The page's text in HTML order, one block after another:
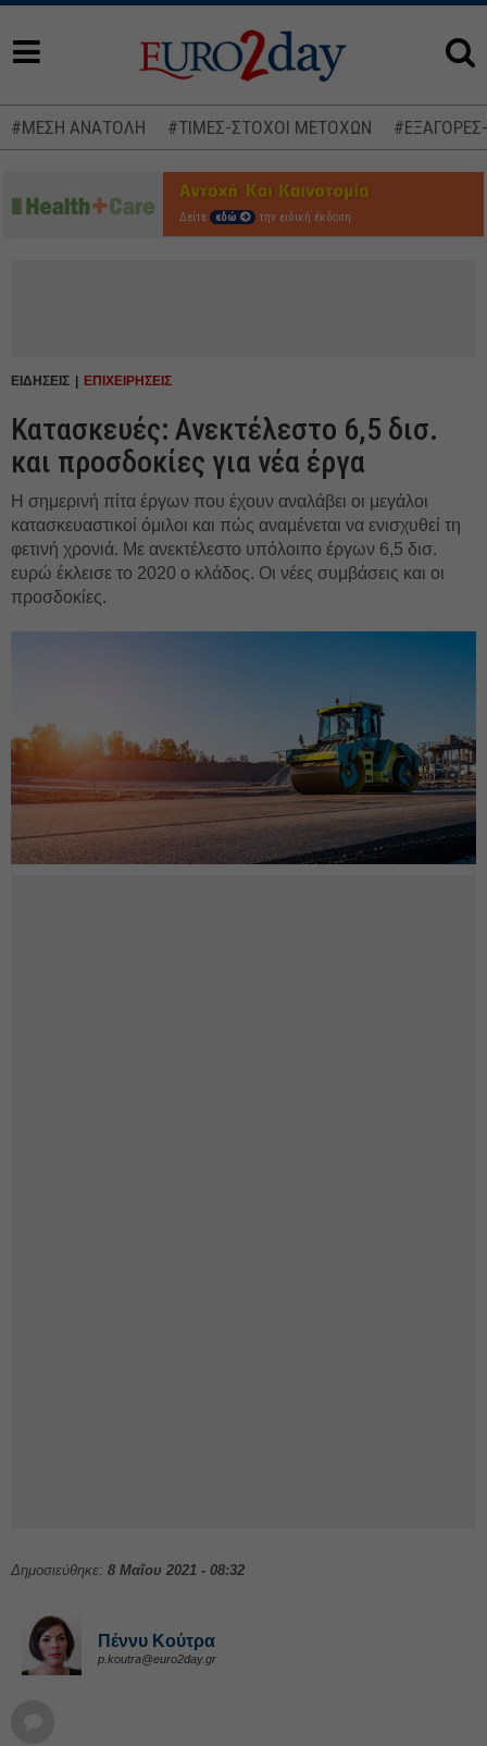
#ΜΕΣΗ ΑΝΑΤΟΛΗ #ΤΙΜΕΣ-ΣΤΟΧΟΙ ΜΕΤΟΧΩΝ
Δείτε εδώ την ειδική έκδοση
ΕΙΔΗΣΕΙΣ ΕΠΙΧΕΙΡΗΣΕΙΣ
Κατασκευές: Ανεκτέλεστο 6,5 δισ.
και προσδοκίες για νέα έργα
Η σημερινή πίτα έργων που έχουν αναλάβει οι μεγάλοι
κατασκευαστικοί όμιλοι και πώς αναμένεται να ενισχυθεί τη
φετινή χρονιά. Με ανεκτέλεστο υπόλοιπο έργων 6,5 δισ.
ευρώ έκλεισε το 2020 ο κλάδος. Οι νέες συμβάσεις και οι
προσδοκίες.
Δημοσιεύθηκε: 8 Μαΐου 2021 - 08:32
Πέννυ Κούτρα
p.koutra@euro2day.gr